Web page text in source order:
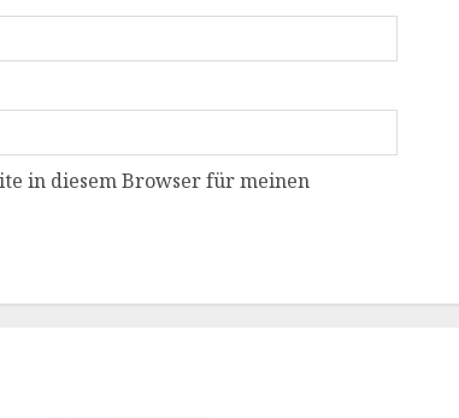
in diesem Browser für meinen